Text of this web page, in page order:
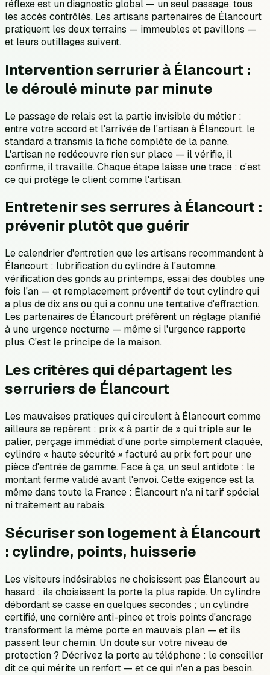
réflexe est un diagnostic global — un seul passage, tous
les accès contrôlés. Les artisans partenaires de Élancourt
pratiquent les deux terrains — immeubles et pavillons —
et leurs outillages suivent.
Intervention serrurier à Élancourt :
le déroulé minute par minute
Le passage de relais est la partie invisible du métier :
entre votre accord et l'arrivée de l'artisan à Élancourt, le
standard a transmis la fiche complète de la panne.
L'artisan ne redécouvre rien sur place — il vérifie, il
confirme, il travaille. Chaque étape laisse une trace : c'est
ce qui protège le client comme l'artisan.
Entretenir ses serrures à Élancourt :
prévenir plutôt que guérir
Le calendrier d'entretien que les artisans recommandent à
Élancourt : lubrification du cylindre à l'automne,
vérification des gonds au printemps, essai des doubles une
fois l'an — et remplacement préventif de tout cylindre qui
a plus de dix ans ou qui a connu une tentative d'effraction.
Les partenaires de Élancourt préfèrent un réglage planifié
à une urgence nocturne — même si l'urgence rapporte
plus. C'est le principe de la maison.
Les critères qui départagent les
serruriers de Élancourt
Les mauvaises pratiques qui circulent à Élancourt comme
ailleurs se repèrent : prix « à partir de » qui triple sur le
palier, perçage immédiat d'une porte simplement claquée,
cylindre « haute sécurité » facturé au prix fort pour une
pièce d'entrée de gamme. Face à ça, un seul antidote : le
montant ferme validé avant l'envoi. Cette exigence est la
même dans toute la France : Élancourt n'a ni tarif spécial
ni traitement au rabais.
Sécuriser son logement à Élancourt
: cylindre, points, huisserie
Les visiteurs indésirables ne choisissent pas Élancourt au
hasard : ils choisissent la porte la plus rapide. Un cylindre
débordant se casse en quelques secondes ; un cylindre
certifié, une cornière anti-pince et trois points d'ancrage
transforment la même porte en mauvais plan — et ils
passent leur chemin. Un doute sur votre niveau de
protection ? Décrivez la porte au téléphone : le conseiller
dit ce qui mérite un renfort — et ce qui n'en a pas besoin.